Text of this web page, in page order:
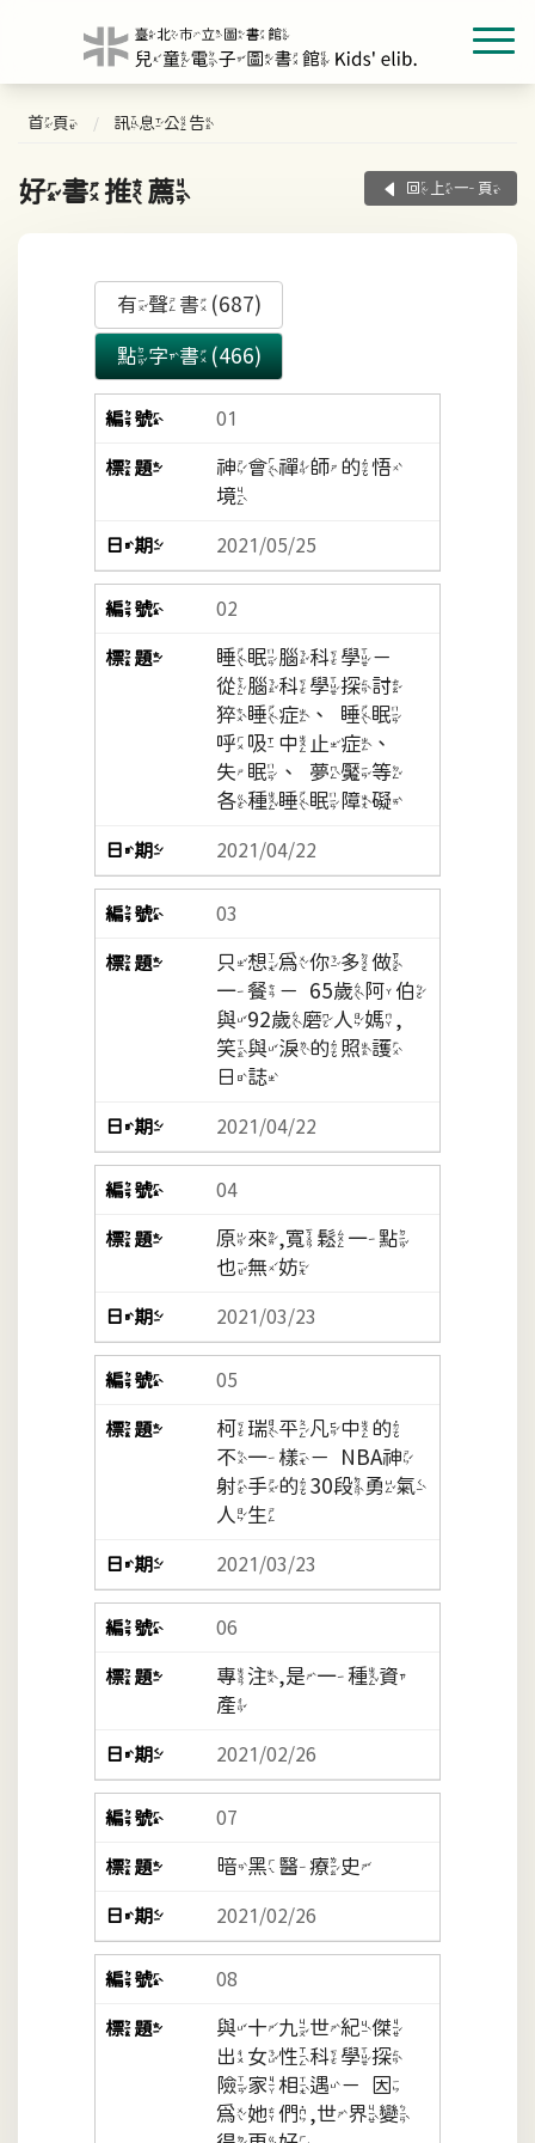
首頁 訊息公告
好書推薦 回上一頁
有聲書(687)
點字書(466)
01
神會禪師的悟
境
2021/05/25
02
睡眠腦科學－
從腦科學探討
猝睡症、睡眠
呼吸中止症、
失眠、夢魘等
各種睡眠障礙
2021/04/22
03
只想為你多做
一餐－65歲阿伯
與92歲磨人媽,
笑與淚的照護
日誌
2021/04/22
04
原來,寬鬆一點
也無妨
2021/03/23
05
柯瑞平凡中的
不一樣－NBA神
射手的30段勇氣
人生
2021/03/23
06
專注,是一種資
產
2021/02/26
07
暗黑醫療史
2021/02/26
08
與十九世紀傑
出女性科學探
險家相遇－因
為她們,世界變